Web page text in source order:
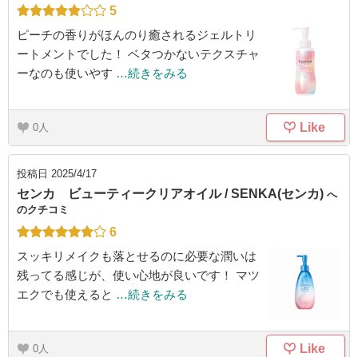
5
ピーチの香りがほんのり癒されるジェルトリ
ートメントでした！ ベタつかないテクスチャ
ーなのも使いやす …続きをみる
0 Like
投稿日 2025/4/17
センカ ビューティークリアオイル / SENKA(センカ) へ
のクチコミ
6
スッキリメイクも落とせるのに必要な潤いは
残ってる感じが、使い心地が良いです！ マツ
エクでも使えると …続きをみる
0 Like